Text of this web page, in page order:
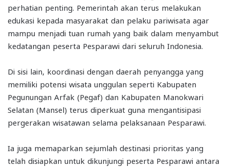
perhatian penting. Pemerintah akan terus melakukan
edukasi kepada masyarakat dan pelaku pariwisata agar
mampu menjadi tuan rumah yang baik dalam menyambut
kedatangan peserta Pesparawi dari seluruh Indonesia.
Di sisi lain, koordinasi dengan daerah penyangga yang
memiliki potensi wisata unggulan seperti Kabupaten
Pegunungan Arfak (Pegaf) dan Kabupaten Manokwari
Selatan (Mansel) terus diperkuat guna mengantisipasi
pergerakan wisatawan selama pelaksanaan Pesparawi.
Ia juga memaparkan sejumlah destinasi prioritas yang
telah disiapkan untuk dikunjungi peserta Pesparawi antara